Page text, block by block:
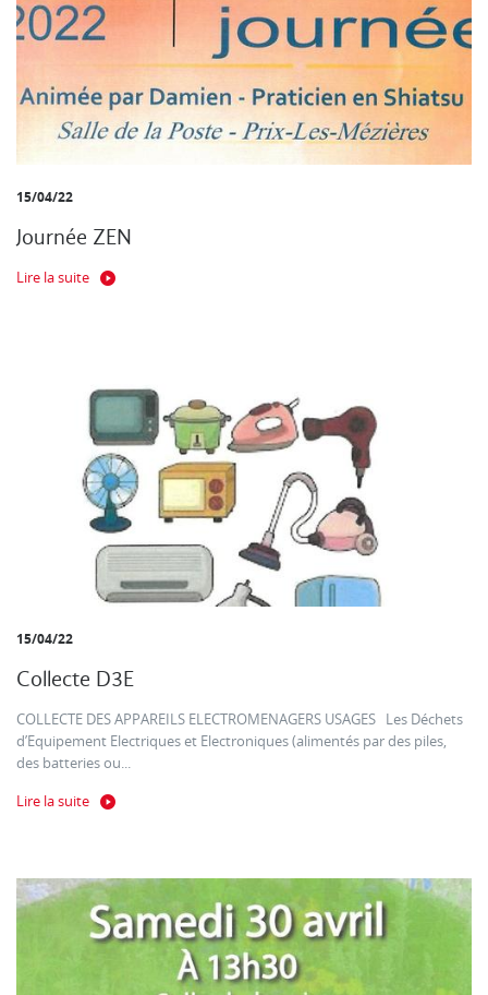
15/04/22
Journée ZEN
Lire la suite
15/04/22
Collecte D3E
COLLECTE DES APPAREILS ELECTROMENAGERS USAGES Les Déchets
d’Equipement Electriques et Electroniques (alimentés par des piles,
des batteries ou...
Lire la suite